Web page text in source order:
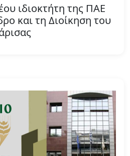
ιδιοκτήτη της ΠΑΕ
και τη Διοίκηση του